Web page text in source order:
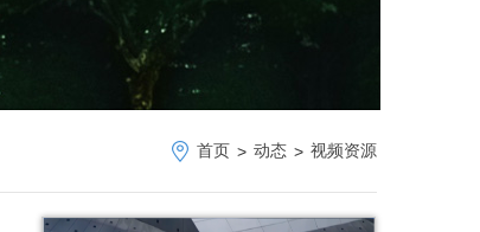
首页 > 动态 > 视频资源